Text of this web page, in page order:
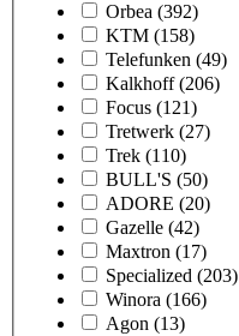
Orbea (392)
KTM (158)
Telefunken (49)
Kalkhoff (206)
Focus (121)
Tretwerk (27)
Trek (110)
BULL'S (50)
ADORE (20)
Gazelle (42)
Maxtron (17)
Specialized (203)
Winora (166)
Agon (13)